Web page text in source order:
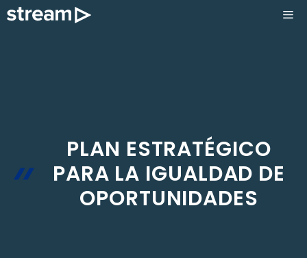
Saltar
PLAN ESTRATÉGICO
PARA LA IGUALDAD DE
OPORTUNIDADES